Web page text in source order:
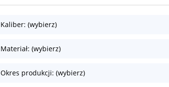
Kaliber: (wybierz)
Materiał: (wybierz)
Okres produkcji: (wybierz)